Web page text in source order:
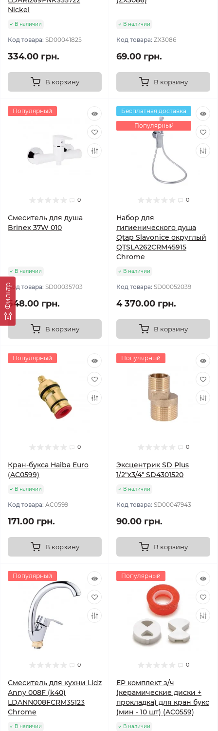
Фильтр
Nickel
В наличии
Код товара: SD00041825
334.00 грн.
В корзину
В наличии
Код товара: ZX3086
69.00 грн.
В корзину
Популярный
0
Смеситель для душа
Brinex 37W 010
В наличии
Код товара: SD00035703
548.00 грн.
В корзину
Бесплатная доставка
Популярный
0
Набор для
гигиенического душа
Qtap Slavonice округлый
QTSLA262CRM45915
Chrome
В наличии
Код товара: SD00052039
4 370.00 грн.
В корзину
Популярный
0
Кран-букса Haiba Euro
(AC0599)
В наличии
Код товара: AC0599
171.00 грн.
В корзину
Популярный
0
Эксцентрик SD Plus
1/2"х3/4" SD4301520
В наличии
Код товара: SD00047943
90.00 грн.
В корзину
Популярный
0
Смеситель для кухни Lidz
Anny 008F (k40)
LDANN008FCRM35123
Chrome
В наличии
Популярный
0
EP комплект з/ч
(керамические диски +
прокладка) для кран букс
(мин - 10 шт) (AC0559)
В наличии